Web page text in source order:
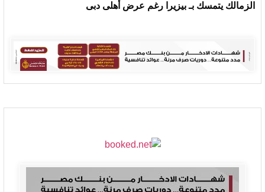
الزمالك يتمسك بـ بيزيرا رغم عرض أهلى دبى